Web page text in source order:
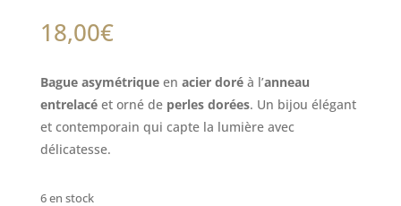
18,00€
Bague asymétriqueen acier doréà l’anneau
entrelacéet orné de perles dorées. Un bijou élégant
et contemporain qui capte la lumière avec
délicatesse.
6 en stock